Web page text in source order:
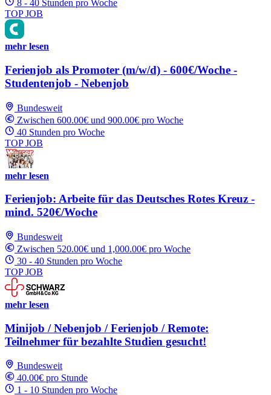
8 - 40 Stunden pro Woche
TOP JOB
mehr lesen
Ferienjob als Promoter (m/w/d) - 600€/Woche -
Studentenjob - Nebenjob
Bundesweit
Zwischen 600.00€ und 900.00€ pro Woche
40 Stunden pro Woche
TOP JOB
mehr lesen
Ferienjob: Arbeite für das Deutsches Rotes Kreuz -
mind. 520€/Woche
Bundesweit
Zwischen 520.00€ und 1,000.00€ pro Woche
30 - 40 Stunden pro Woche
TOP JOB
mehr lesen
Minijob / Nebenjob / Ferienjob / Remote:
Teilnehmer für bezahlte Studien gesucht!
Bundesweit
40.00€ pro Stunde
1 - 10 Stunden pro Woche